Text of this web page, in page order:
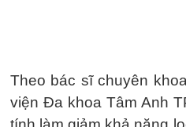
Theo bác sĩ chuyên
viện Đa khoa Tâm Anh